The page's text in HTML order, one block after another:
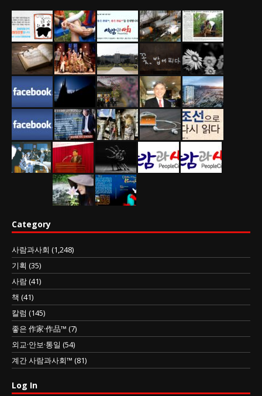
Category
사람과사회 (1,248)
기획 (35)
사람(41)
책 (41)
칼럼 (145)
좋은 作家·作品™ (7)
외교·안보·통일 (54)
계간 사람과사회™ (81)
Log In